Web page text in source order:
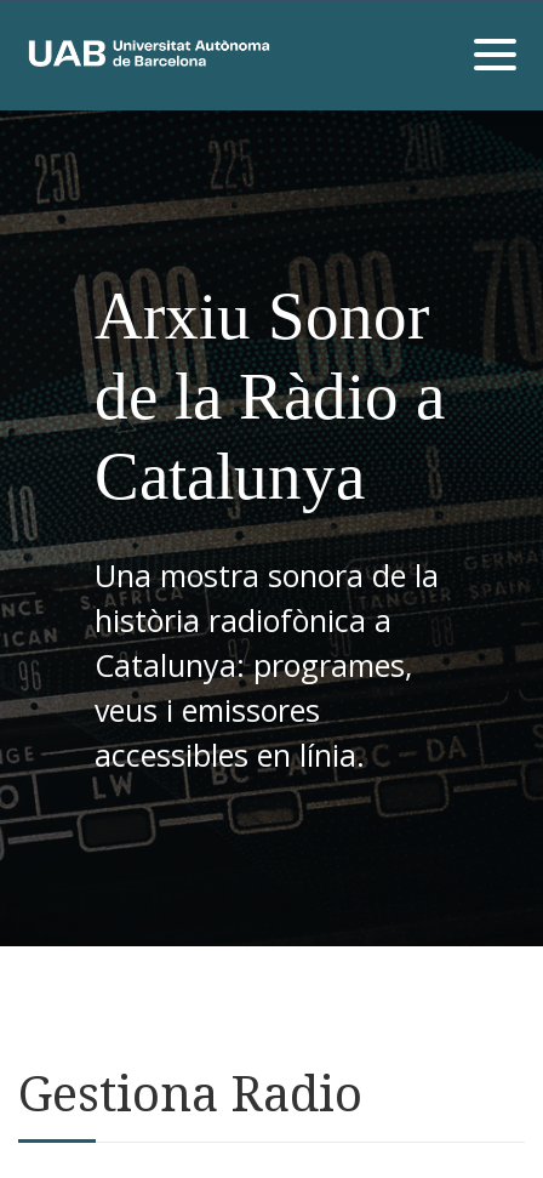
Arxiu Sonor
de la Ràdio a
Catalunya
Una mostra sonora de la
història radiofònica a
Catalunya: programes,
veus i emissores
accessibles en línia.
Gestiona Radio